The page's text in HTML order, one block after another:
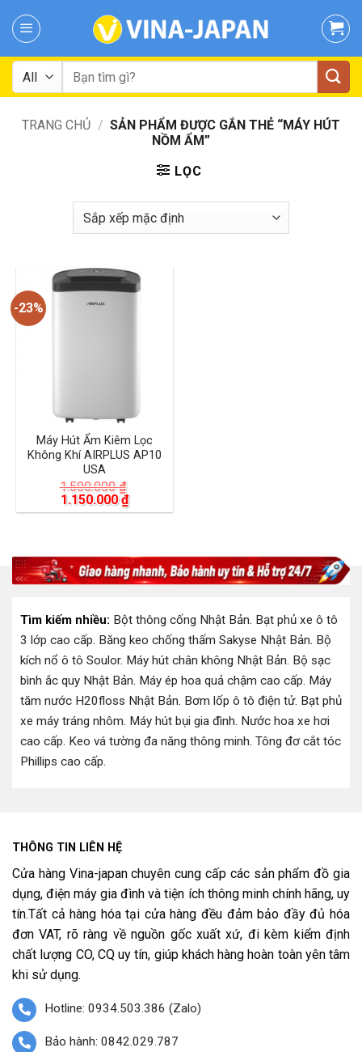
Tìm
kiếm:
TRANG CHỦ / SẢN PHẨM ĐƯỢC GẮN THẺ “MÁY HÚT
NỒM ẨM”
LỌC
-23%
Máy Hút Ẩm Kiêm Lọc
Không Khí AIRPLUS AP10
USA
1.500.000₫
Giá
gốc
1.150.000₫Giá
hiện
Tìm kiếm nhiều: Bột thông cống Nhật Bản. Bạt phủ xe ô tô
3 lớp cao cấp. Băng keo chống thấm Sakyse Nhật Bản. Bộ
kích nổ ô tô Soulor. Máy hút chân không Nhật Bản. Bộ sạc
bình ắc quy Nhật Bản. Máy ép hoa quả chậm cao cấp. Máy
tăm nước H20floss Nhật Bản. Bơm lốp ô tô điện tử. Bạt phủ
xe máy tráng nhôm. Máy hút bụi gia đình. Nước hoa xe hơi
cao cấp. Keo vá tường đa năng thông minh. Tông đơ cắt tóc
Phillips cao cấp.
THÔNG TIN LIÊN HỆ
Cửa hàng Vina-japan chuyên cung cấp các sản phẩm đồ gia
dụng, điện máy gia đình và tiện ích thông minh chính hãng, uy
tín.Tất cả hàng hóa tại cửa hàng đều đảm bảo đầy đủ hóa
đơn VAT, rõ ràng về nguồn gốc xuất xứ, đi kèm kiểm định
chất lượng CO, CQ uy tín, giúp khách hàng hoàn toàn yên tâm
khi sử dụng.
Hotline: 0934.503.386 (Zalo)
Bảo hành: 0842.029.787